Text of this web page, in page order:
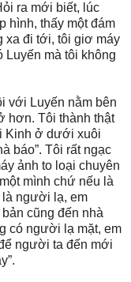
ra mới biết, lúc
hình, thấy một đám
xa đi tới, tôi giơ máy
Luyến mà tôi không
với Luyến nằm bên
hơn. Tôi thành thật
Kinh ở dưới xuôi
báo”. Tôi rất ngạc
ảnh to loại chuyên
mình chứ nếu là
là người lạ, em
cũng đến nhà
có người lạ mặt, em
người ta đến mới